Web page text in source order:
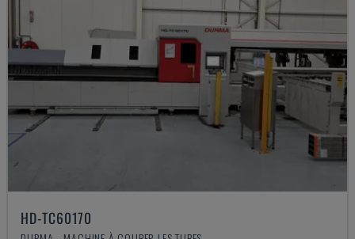
HD-TC60170